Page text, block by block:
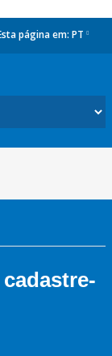
página em: PT